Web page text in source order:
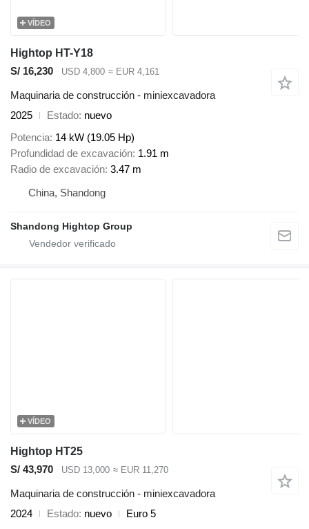
VÍDEO
Hightop HT-Y18
S/ 16,230
USD 4,800 ≈ EUR 4,161
Maquinaria de construcción - miniexcavadora
2025
Estado nuevo
Potencia 14 kW (19.05 Hp)
Profundidad de excavación 1.91 m
Radio de excavación 3.47 m
China, Shandong
Shandong Hightop Group
VÍDEO
Hightop HT25
S/ 43,970
USD 13,000 ≈ EUR 11,270
Maquinaria de construcción - miniexcavadora
2024
Estado nuevo
Euro 5